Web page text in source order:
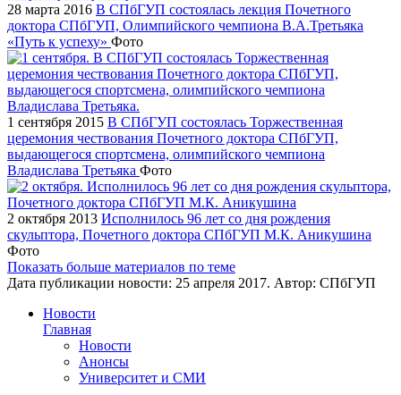
28 марта 2016 В СПбГУП состоялась лекция Почетного
доктора СПбГУП, Олимпийского чемпиона В.А.Третьяка
«Путь к успеху» Фото
1 сентября 2015 В СПбГУП состоялась Торжественная
церемония чествования Почетного доктора СПбГУП,
выдающегося спортсмена, олимпийского чемпиона
Владислава Третьяка Фото
2 октября 2013 Исполнилось 96 лет со дня рождения
скульптора, Почетного доктора СПбГУП М.К. Аникушина
Фото
Показать больше материалов по теме
Дата публикации новости: 25 апреля 2017. Автор: СПбГУП
Новости
Главная
Новости
Анонсы
Университет и СМИ